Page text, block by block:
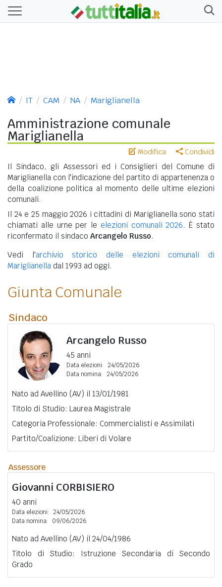
IT CAM NA Mariglianella
Amministrazione comunale
Mariglianella
Modifica Condividi
Il Sindaco, gli Assessori ed i Consiglieri del Comune di
Mariglianella con l'indicazione del partito di appartenenza o
della coalizione politica al momento delle ultime elezioni
comunali.
Il 24 e 25 maggio 2026 i cittadini di Mariglianella sono stati
chiamati alle urne per le elezioni comunali 2026. È stato
riconfermato il sindaco Arcangelo Russo.
Vedi l'archivio storico delle elezioni comunali di
Mariglianella dal 1993 ad oggi.
Giunta Comunale
Sindaco
Arcangelo Russo
45 anni
Data elezioni: 24/05/2026
Data nomina: 24/05/2026
Nato ad Avellino (AV) il 13/01/1981
Titolo di Studio: Laurea Magistrale
Categoria Professionale: Commercialisti e Assimilati
Partito/Coalizione: Liberi di Volare
Assessore
Giovanni CORBISIERO
40 anni
Data elezioni: 24/05/2026
Data nomina:
09/06/2026
Nato ad Avellino (AV) il 24/04/1986
Titolo di Studio: Istruzione Secondaria di Secondo
Grado